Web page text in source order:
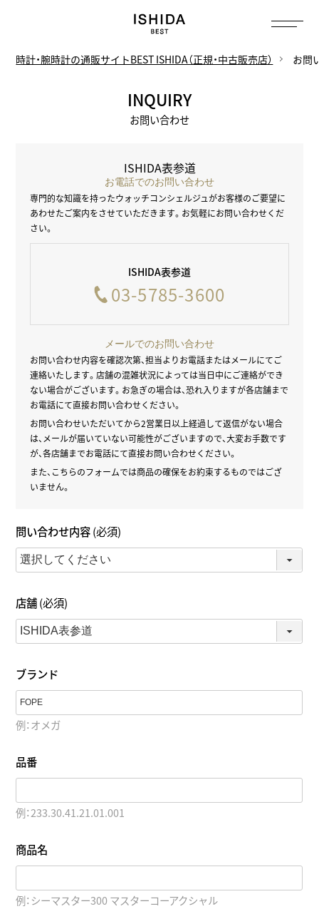
時計・腕時計の通販サイトBEST ISHIDA（正規・中古販売店） お問
INQUIRY
お問い合わせ
ISHIDA表参道
お電話でのお問い合わせ
専門的な知識を持ったウォッチコンシェルジュがお客様のご要望に
あわせたご案内をさせていただきます。お気軽にお問い合わせくだ
さい。
ISHIDA表参道
03-5785-3600
メールでのお問い合わせ
お問い合わせ内容を確認次第、担当よりお電話またはメールにてご
連絡いたします。店舗の混雑状況によっては当日中にご連絡ができ
ない場合がございます。 お急ぎの場合は、恐れ入りますが各店舗まで
お電話にて直接お問い合わせください。
お問い合わせいただいてから2営業日以上経過して返信がない場合
は、メールが届いていない可能性がございますので、大変お手数です
が、各店舗までお電話にて直接お問い合わせください。
また、こちらのフォームでは商品の確保をお約束するものではござ
いません。
問い合わせ内容(必須)
店舗(必須)
ブランド
例：オメガ
品番
例：233.30.41.21.01.001
商品名
例：シーマスター300 マスターコーアクシャル
へ